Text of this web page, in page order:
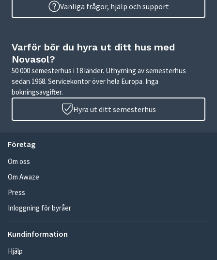
Vanliga frågor, hjälp och support
Varför bör du hyra ut ditt hus med
Novasol?
50 000 semesterhus i 18 länder. Uthyrning av semesterhus
sedan 1968. Servicekontor över hela Europa. Inga
bokningsavgifter.
Hyra ut ditt semesterhus
Företag
Om oss
Om Awaze
Press
Inloggning för byråer
Kundinformation
Hjälp